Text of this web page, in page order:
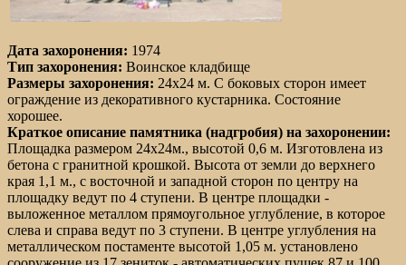
Дата захоронения: 1974
Тип захоронения: Воинское кладбище
Размеры захоронения: 24х24 м. С боковых сторон имеет
ограждение из декоративного кустарника. Состояние
хорошее.
Краткое описание памятника (надгробия) на захоронении:
Площадка размером 24х24м., высотой 0,6 м. Изготовлена из
бетона с гранитной крошкой. Высота от земли до верхнего
края 1,1 м., с восточной и западной сторон по центру на
площадку ведут по 4 ступени. В центре площадки -
выложенное металлом прямоугольное углубление, в которое
слева и справа ведут по 3 ступени. В центре углубления на
металлическом постаменте высотой 1,05 м. установлено